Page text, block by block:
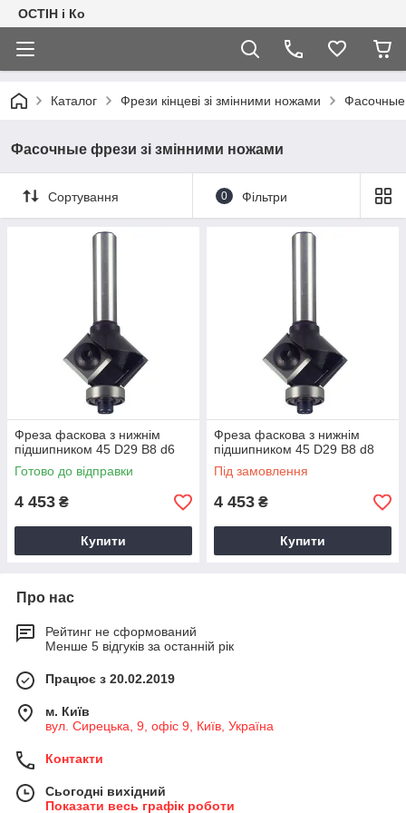
ОСТІН і Ко
Каталог Фрези кінцеві зі змінними ножами Фасочные
Фасочные фрези зі змінними ножами
Сортування 0 Фільтри
Фреза фаскова з нижнім
підшипником 45 D29 B8 d6
Готово до відправки
4 453 ₴
Купити
Фреза фаскова з нижнім
підшипником 45 D29 B8 d8
Під замовлення
4 453 ₴
Купити
Про нас
Рейтинг не сформований
Менше 5 відгуків за останній рік
Працює з 20.02.2019
м. Київ
вул. Сирецька, 9, офіс 9, Київ, Україна
Контакти
Сьогодні вихідний
Показати весь графік роботи